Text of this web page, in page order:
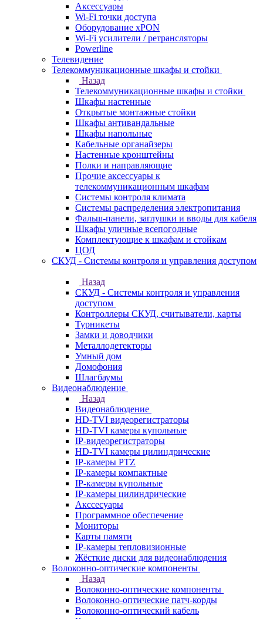
Аксессуары
Wi-Fi точки доступа
Оборудование хPON
Wi-Fi усилители / ретрансляторы
Powerline
Телевидение
Телекоммуникационные шкафы и стойки
Назад
Телекоммуникационные шкафы и стойки
Шкафы настенные
Открытые монтажные стойки
Шкафы антивандальные
Шкафы напольные
Кабельные органайзеры
Настенные кронштейны
Полки и направляющие
Прочие аксессуары к
телекоммуникационным шкафам
Системы контроля климата
Системы распределения электропитания
Фальш-панели, заглушки и вводы для кабеля
Шкафы уличные всепогодные
Комплектующие к шкафам и стойкам
ЦОД
СКУД - Системы контроля и управления доступом
Назад
СКУД - Системы контроля и управления
доступом
Контроллеры СКУД, считыватели, карты
Турникеты
Замки и доводчики
Металлодетекторы
Умный дом
Домофония
Шлагбаумы
Видеонаблюдение
Назад
Видеонаблюдение
HD-TVI видеорегистраторы
HD-TVI камеры купольные
IP-видеорегистраторы
HD-TVI камеры цилиндрические
IP-камеры PTZ
IP-камеры компактные
IP-камеры купольные
IP-камеры цилиндрические
Акссесуары
Программное обеспечение
Мониторы
Карты памяти
IP-камеры тепловизионные
Жёсткие диски для видеонаблюдения
Волоконно-оптические компоненты
Назад
Волоконно-оптические компоненты
Волоконно-оптические патч-корды
Волоконно-оптический кабель